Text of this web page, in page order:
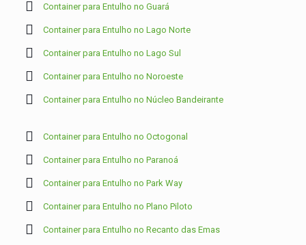
Container para Entulho no Guará
Container para Entulho no Lago Norte
Container para Entulho no Lago Sul
Container para Entulho no Noroeste
Container para Entulho no Núcleo Bandeirante
Container para Entulho no Octogonal
Container para Entulho no Paranoá
Container para Entulho no Park Way
Container para Entulho no Plano Piloto
Container para Entulho no Recanto das Emas